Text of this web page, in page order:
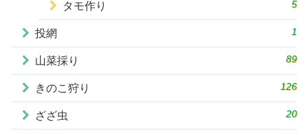
タモ作り 5
投網 1
山菜採り 89
きのこ狩り 126
ざざ虫 20